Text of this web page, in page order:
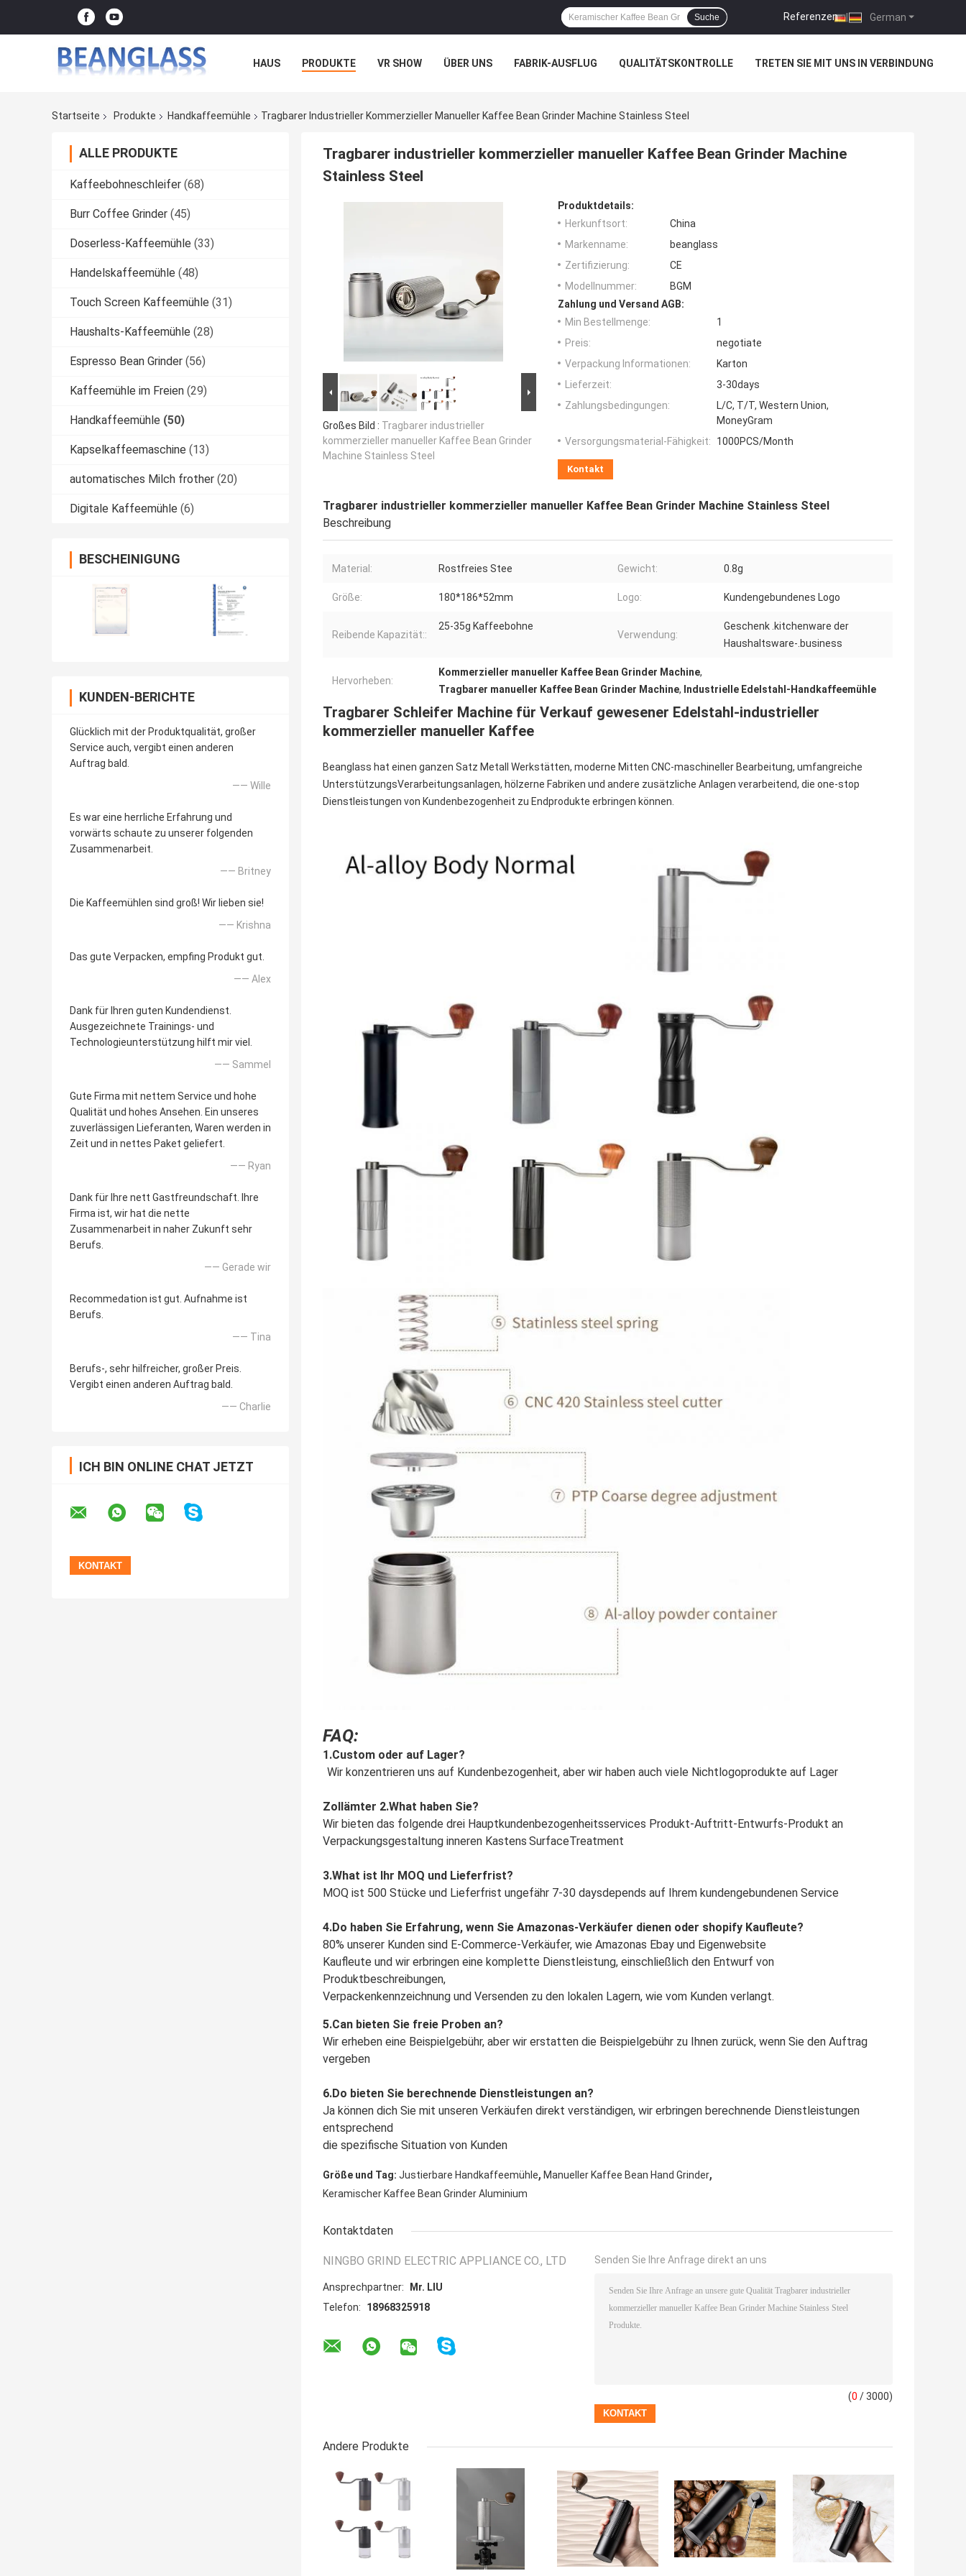
German
Referenzen |
Suche
HAUS PRODUKTE VR SHOW ÜBER UNS FABRIK-AUSFLUG QUALITÄTSKONTROLLE TRETEN SIE MIT UNS IN VERBINDUNG
Startseite
Produkte Handkaffeemühle Tragbarer Industrieller Kommerzieller Manueller Kaffee Bean Grinder Machine Stainless Steel
ALLE PRODUKTE
Kaffeebohneschleifer (68)
Burr Coffee Grinder (45)
Doserless-Kaffeemühle (33)
Handelskaffeemühle (48)
Touch Screen Kaffeemühle (31)
Haushalts-Kaffeemühle (28)
Espresso Bean Grinder (56)
Kaffeemühle im Freien (29)
Handkaffeemühle (50)
Kapselkaffeemaschine (13)
automatisches Milch frother (20)
Digitale Kaffeemühle (6)
BESCHEINIGUNG
KUNDEN-BERICHTE
Glücklich mit der Produktqualität, großer
Service auch, vergibt einen anderen
Auftrag bald.
—— Wille
Es war eine herrliche Erfahrung und
vorwärts schaute zu unserer folgenden
Zusammenarbeit.
—— Britney
Die Kaffeemühlen sind groß! Wir lieben sie!
—— Krishna
Das gute Verpacken, empfing Produkt gut.
—— Alex
Dank für Ihren guten Kundendienst.
Ausgezeichnete Trainings- und
Technologieunterstützung hilft mir viel.
—— Sammel
Gute Firma mit nettem Service und hohe
Qualität und hohes Ansehen. Ein unseres
zuverlässigen Lieferanten, Waren werden in
Zeit und in nettes Paket geliefert.
—— Ryan
Dank für Ihre nett Gastfreundschaft. Ihre
Firma ist, wir hat die nette
Zusammenarbeit in naher Zukunft sehr
Berufs.
—— Gerade wir
Recommedation ist gut. Aufnahme ist
Berufs.
—— Tina
Berufs-, sehr hilfreicher, großer Preis.
Vergibt einen anderen Auftrag bald.
—— Charlie
ICH BIN ONLINE CHAT JETZT
Tragbarer industrieller kommerzieller manueller Kaffee Bean Grinder Machine
Stainless Steel
Großes Bild : Tragbarer industrieller
kommerzieller manueller Kaffee Bean Grinder
Machine Stainless Steel
Produktdetails:
Herkunftsort:
China
Markenname:
beanglass
Zertifizierung:
CE
Modellnummer:
BGM
Zahlung und Versand AGB:
Min Bestellmenge:
1
Preis:
negotiate
Verpackung Informationen:
Karton
Lieferzeit:
3-30days
Zahlungsbedingungen:
L/C, T/T, Western Union,
MoneyGram
Versorgungsmaterial-Fähigkeit:
1000PCS/Month
Kontakt
Tragbarer industrieller kommerzieller manueller Kaffee Bean Grinder Machine Stainless Steel
Beschreibung
Material: Rostfreies Stee Gewicht: 0.8g
Größe: 180*186*52mm Logo: Kundengebundenes Logo
Reibende Kapazität::
25-35g Kaffeebohne
Verwendung:
Geschenk .kitchenware der
Haushaltsware-.business
Hervorheben:
Kommerzieller manueller Kaffee Bean Grinder Machine,
Tragbarer manueller Kaffee Bean Grinder Machine, Industrielle Edelstahl-Handkaffeemühle
Tragbarer Schleifer Machine für Verkauf gewesener Edelstahl-industrieller
kommerzieller manueller Kaffee
Beanglass hat einen ganzen Satz Metall Werkstätten, moderne Mitten CNC-maschineller Bearbeitung, umfangreiche
UnterstützungsVerarbeitungsanlagen, hölzerne Fabriken und andere zusätzliche Anlagen verarbeitend, die one-stop
Dienstleistungen von Kundenbezogenheit zu Endprodukte erbringen können.
FAQ:
1.Custom oder auf Lager?
Wir konzentrieren uns auf Kundenbezogenheit, aber wir haben auch viele Nichtlogoprodukte auf Lager
Zollämter 2.What haben Sie?
Wir bieten das folgende drei Hauptkundenbezogenheitsservices Produkt-Auftritt-Entwurfs-Produkt an
Verpackungsgestaltung inneren Kastens SurfaceTreatment
3.What ist Ihr MOQ und Lieferfrist?
MOQ ist 500 Stücke und Lieferfrist ungefähr 7-30 daysdepends auf Ihrem kundengebundenen Service
4.Do haben Sie Erfahrung, wenn Sie Amazonas-Verkäufer dienen oder shopify Kaufleute?
80% unserer Kunden sind E-Commerce-Verkäufer, wie Amazonas Ebay und Eigenwebsite
Kaufleute und wir erbringen eine komplette Dienstleistung, einschließlich den Entwurf von
Produktbeschreibungen,
Verpackenkennzeichnung und Versenden zu den lokalen Lagern, wie vom Kunden verlangt.
5.Can bieten Sie freie Proben an?
Wir erheben eine Beispielgebühr, aber wir erstatten die Beispielgebühr zu Ihnen zurück, wenn Sie den Auftrag
vergeben
6.Do bieten Sie berechnende Dienstleistungen an?
Ja können dich Sie mit unseren Verkäufen direkt verständigen, wir erbringen berechnende Dienstleistungen
entsprechend
die spezifische Situation von Kunden
Größe und Tag: Justierbare Handkaffeemühle, Manueller Kaffee Bean Hand Grinder,
Keramischer Kaffee Bean Grinder Aluminium
Kontaktdaten
NINGBO GRIND ELECTRIC APPLIANCE CO., LTD
Ansprechpartner:
Mr. LIU
Telefon:
18968325918
Senden Sie Ihre Anfrage direkt an uns
(0 / 3000)
Andere Produkte